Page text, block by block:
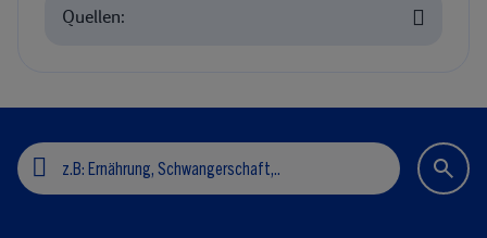
Quellen: